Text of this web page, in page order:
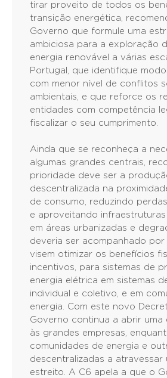
tirar proveito de todos os
transição energética,
Governo que formule uma
ambiciosa para a exploração
energia renovável a várias
Portugal, que identifique
com menor nível de conflitos
ambientais, e que reforce os
entidades com competência
fiscalizar o seu cumprimento.
Ainda que se reconheça a
algumas grandes centrais,
prioridade deve ser a
descentralizada na
de consumo, reduzindo
e aproveitando
em áreas urbanizadas e
deveria ser acompanhado por
visem otimizar os benefícios
incentivos, para sistemas de
energia elétrica em sistemas
individual e coletivo, e em
energia. Com este novo
Governo continua a abrir uma
às grandes empresas,
comunidades de energia e
descentralizadas a atravessar
estreito. A C6 apela a que o